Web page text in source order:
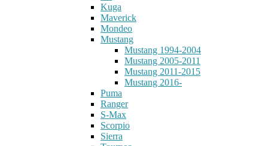
Kuga
Maverick
Mondeo
Mustang
Mustang 1994-2004
Mustang 2005-2011
Mustang 2011-2015
Mustang 2016-
Puma
Ranger
S-Max
Scorpio
Sierra